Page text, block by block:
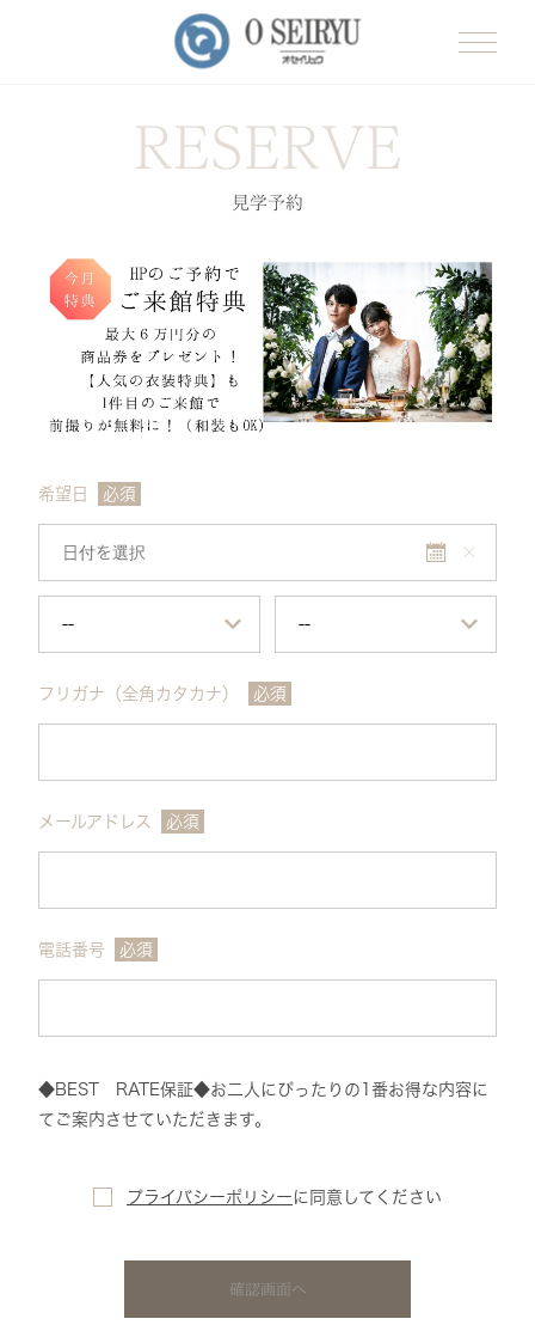
RESERVE
見学予約
希望日 必須
フリガナ（全角カタカナ） 必須
メールアドレス 必須
電話番号 必須
◆BEST RATE保証◆お二人にぴったりの1番お得な内容に
てご案内させていただきます。
プライバシーポリシー に 同意してください
確認画面へ